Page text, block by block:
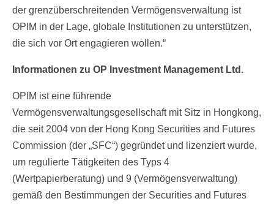
der grenzüberschreitenden Vermögensverwaltung ist
OPIM in der Lage, globale Institutionen zu unterstützen,
die sich vor Ort engagieren wollen.“
Informationen zu OP Investment Management Ltd.
OPIM ist eine führende
Vermögensverwaltungsgesellschaft mit Sitz in Hongkong,
die seit 2004 von der Hong Kong Securities and Futures
Commission (der „SFC“) gegründet und lizenziert wurde,
um regulierte Tätigkeiten des Typs 4
(Wertpapierberatung) und 9 (Vermögensverwaltung)
gemäß den Bestimmungen der Securities and Futures